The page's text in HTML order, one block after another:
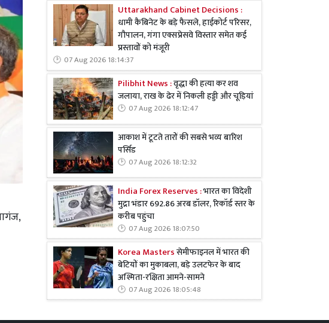
Uttarakhand Cabinet Decisions :
धामी कैबिनेट के बड़े फैसले, हाईकोर्ट परिसर,
गौपालन, गंगा एक्सप्रेसवे विस्तार समेत कई
प्रस्तावों को मंजूरी
07 Aug 2026 18:14:37
Pilibhit News :वृद्धा की हत्या कर शव
जलाया, राख के ढेर में निकली हड्डी और चूड़ियां
07 Aug 2026 18:12:47
आकाश में टूटते तारों की सबसे भव्य बारिश
पर्सिड
07 Aug 2026 18:12:32
India Forex Reserves :भारत का विदेशी
मुद्रा भंडार 692.86 अरब डॉलर, रिकॉर्ड स्तर के
करीब पहुंचा
07 Aug 2026 18:07:50
Korea Mastersसेमीफाइनल में भारत की
बेटियों का मुकाबला, बड़े उलटफेर के बाद
अश्मिता-रक्षिता आमने-सामने
07 Aug 2026 18:05:48